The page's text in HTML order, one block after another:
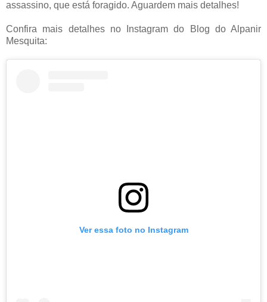
assassino, que está foragido. Aguardem mais detalhes!
Confira mais detalhes no Instagram do Blog do Alpanir
Mesquita:
Ver essa foto no Instagram